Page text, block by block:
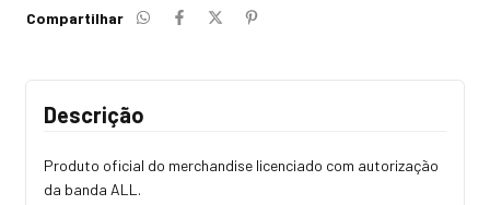
Compartilhar
Descrição
Produto oficial do merchandise licenciado com autorização
da banda ALL.